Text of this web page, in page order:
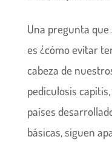
Una pregunta
es ¿cómo evitar
cabeza de
pediculosis
países
básicas, siguen